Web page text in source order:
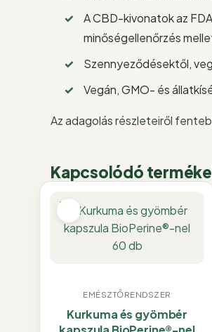
A CBD-kivonatok az
minőségellenőrzés
Szennyeződésektől,
Vegán, GMO- és
Az adagolás részleteiről
Kapcsolódó
EMÉSZTŐRENDSZER
Kurkuma és gyömbér